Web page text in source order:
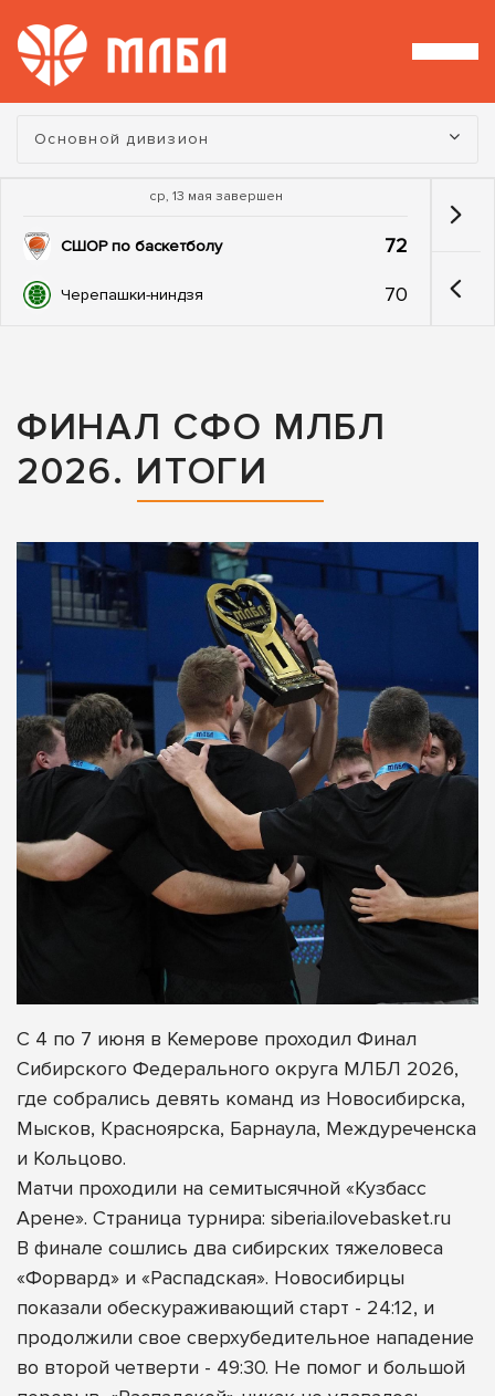
Турнир:
Основной дивизион
ср, 13 мая завершен
СШОР по баскетболу 72
Черепашки-ниндзя 70
ФИНАЛ СФО МЛБЛ
2026. ИТОГИ
С 4 по 7 июня в Кемерове проходил Финал
Сибирского Федерального округа МЛБЛ 2026,
где собрались девять команд из Новосибирска,
Мысков, Красноярска, Барнаула, Междуреченска
и Кольцово.
Матчи проходили на семитысячной «Кузбасс
Арене». Страница турнира: siberia.ilovebasket.ru
В финале сошлись два сибирских тяжеловеса
«Форвард» и «Распадская». Новосибирцы
показали обескураживающий старт - 24:12, и
продолжили свое сверхубедительное нападение
во второй четверти - 49:30. Не помог и большой